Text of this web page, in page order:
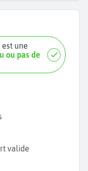
ou pas de
valide